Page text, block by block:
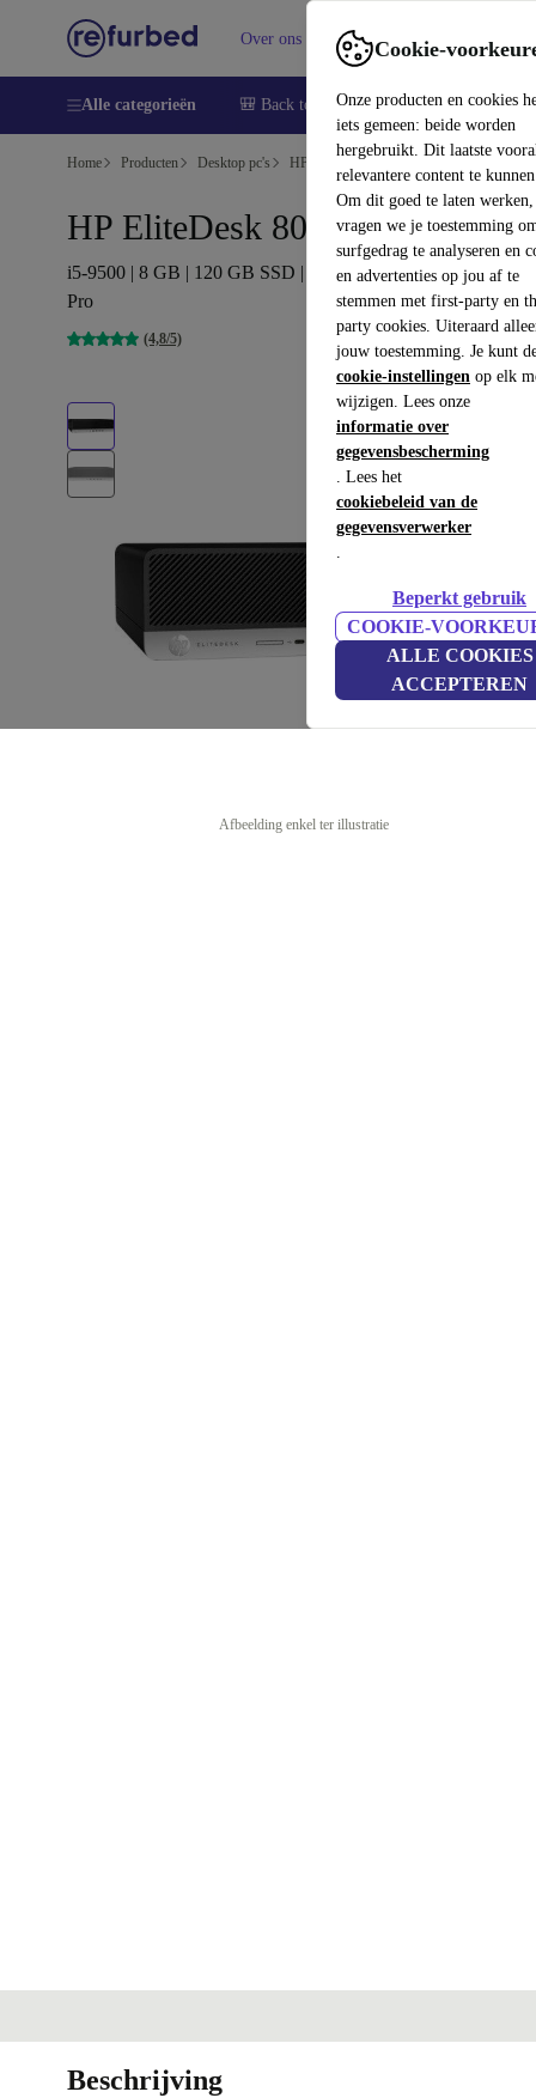
Cookie-
Onze producten en cookies
iets gemeen: beide worden
hergebruikt. Dit laatste
relevantere content te
Om dit goed te laten werken,
vragen we je toestemming
surfgedrag te analyseren en
en advertenties op jou af te
stemmen met first-party en
party cookies. Uiteraard
jouw toestemming. Je kunt
cookie-instellingen op elk
wijzigen. Lees onze
informatie over
gegevensbescherming
. Lees het
cookiebeleid van de
gegevensverwerker
.
Beperkt gebruik
COOKIE-
ALLE COOKIES
ACCEPTEREN
Over ons Verkopen Support
Alle categorieën 🎒 Back to school Smartphones
Home Producten Desktop pc's HP Desktops
HP EliteDesk 800 G5 SFF
i5-9500 | 8 GB | 120 GB SSD | DVD-ROM | serial | Win 11
Pro
(4,8/5)
Afbeelding enkel ter illustratie
Beschrijving